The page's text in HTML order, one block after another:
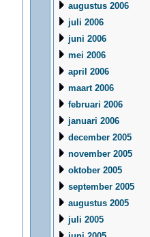
augustus 2006
juli 2006
juni 2006
mei 2006
april 2006
maart 2006
februari 2006
januari 2006
december 2005
november 2005
oktober 2005
september 2005
augustus 2005
juli 2005